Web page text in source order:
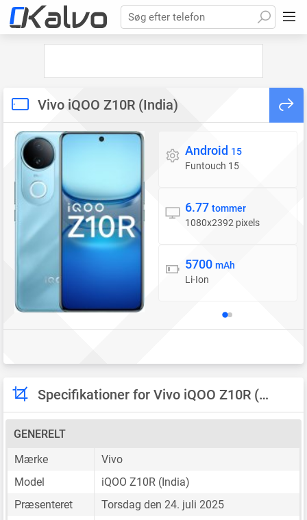
Søg efter telefon
Vivo iQOO Z10R (India)
Styresystem
Android 15
Funtouch 15
Skærm
6.77 tommer
1080x2392 pixels
Batteri
5700 mAh
Li-Ion
Specifikationer for Vivo iQOO Z10R (India)
GENERELT
Mærke
Vivo
Model
iQOO Z10R (India)
Præsenteret
Torsdag den 24. juli 2025